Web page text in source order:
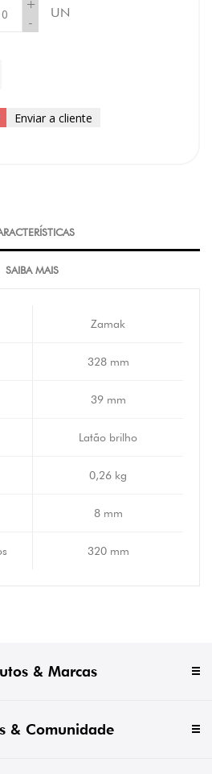
+
-
UN
Enviar a cliente
SAIBA MAIS
Zamak
328 mm
39 mm
Latão brilho
0,26 kg
8 mm
320 mm
& Marcas
& Comunidade